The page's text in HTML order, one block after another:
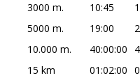
3000 m.
10:45
5000 m.
19:00
10.000 m.
40:00:00
15 km
01:02:00